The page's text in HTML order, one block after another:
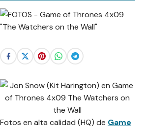
Fotos en alta calidad (HQ) de Game